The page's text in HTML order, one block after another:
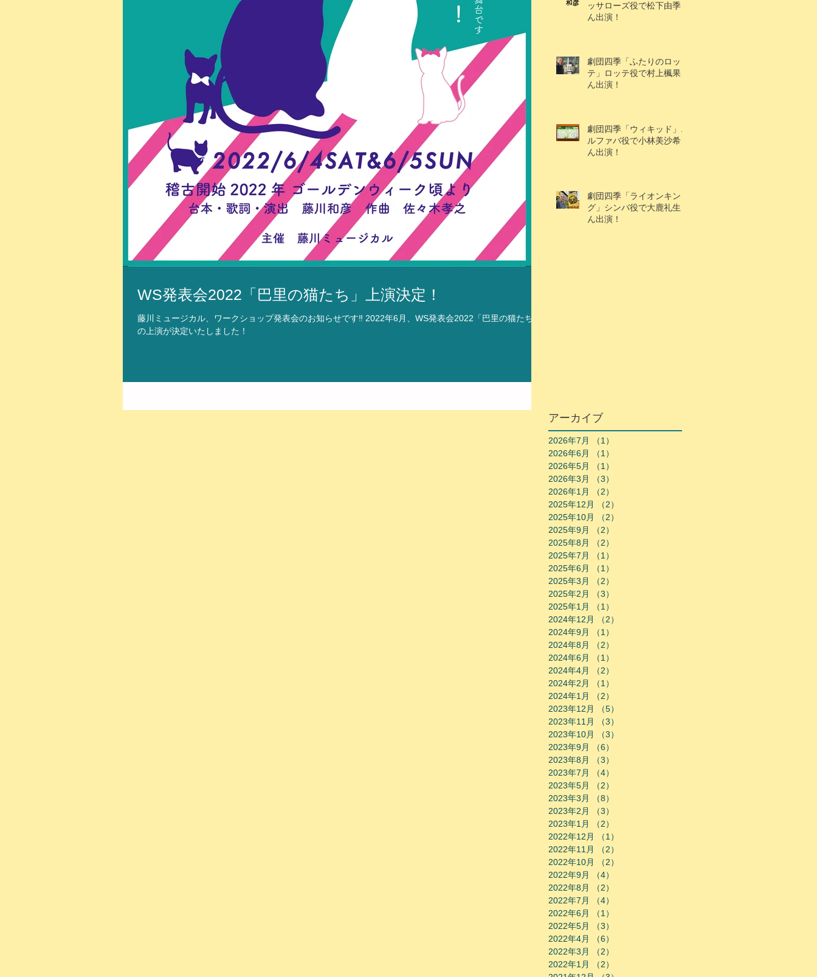
WS発表会2022「巴里の猫たち」上演決定！
藤川ミュージカル、ワークショップ発表会のお知らせです‼️ 2022年6月、WS発表会2022「巴里の猫たち」
の上演が決定いたしました！
ッサローズ役で松下由季さ
ん出演！
劇団四季「ふたりのロッ
テ」ロッテ役で村上楓果さ
ん出演！
劇団四季「ウィキッド」エ
ルファバ役で小林美沙希さ
ん出演！
劇団四季「ライオンキン
グ」シンバ役で大鹿礼生く
ん出演！
アーカイブ
2026年7月 （1）
2026年6月
（1）
2026年5月
（1）
2026年3月
（3）
2026年1月
（2）
2025年12月
（2）
2025年10月
（2）
2025年9月
（2）
2025年8月
（2）
2025年7月
（1）
2025年6月
（1）
2025年3月
（2）
2025年2月
（3）
2025年1月
（1）
2024年12月
（2）
2024年9月
（1）
2024年8月
（2）
2024年6月
（1）
2024年4月
（2）
2024年2月
（1）
2024年1月
（2）
2023年12月
（5）
2023年11月
（3）
2023年10月
（3）
2023年9月
（6）
2023年8月
（3）
2023年7月
（4）
2023年5月
（2）
2023年3月
（8）
2023年2月
（3）
2023年1月
（2）
2022年12月
（1）
2022年11月
（2）
2022年10月
（2）
2022年9月
（4）
2022年8月
（2）
2022年7月
（4）
2022年6月
（1）
2022年5月
（3）
2022年4月
（6）
2022年3月
（2）
2022年1月
（2）